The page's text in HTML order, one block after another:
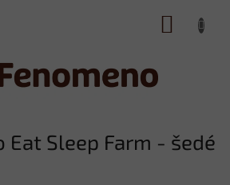
Eat Sleep Farm - šedé